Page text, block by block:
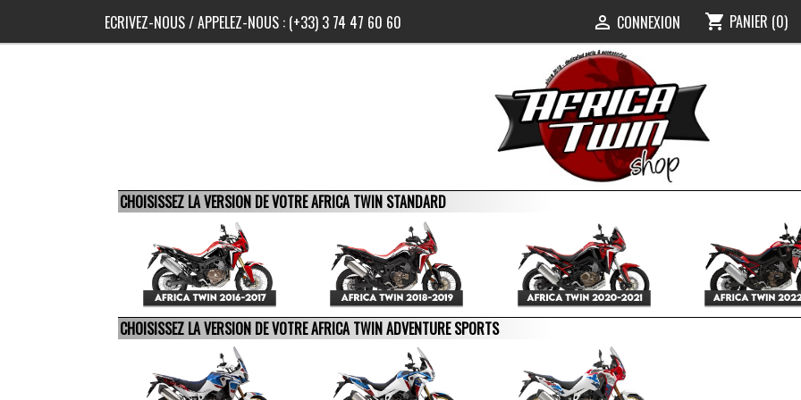
ECRIVEZ-NOUS/ APPELEZ-NOUS : (+33) 3 74 47 60 60  CONNEXION shopping_cart PANIER (0)
CHOISISSEZ LA VERSION DE VOTRE AFRICA TWIN STANDARD
CHOISISSEZ LA VERSION DE VOTRE AFRICA TWIN ADVENTURE SPORTS